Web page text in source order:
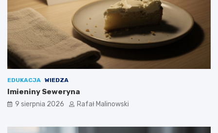
EDUKACJA WIEDZA
Imieniny Seweryna
9 sierpnia 2026 Rafał Malinowski